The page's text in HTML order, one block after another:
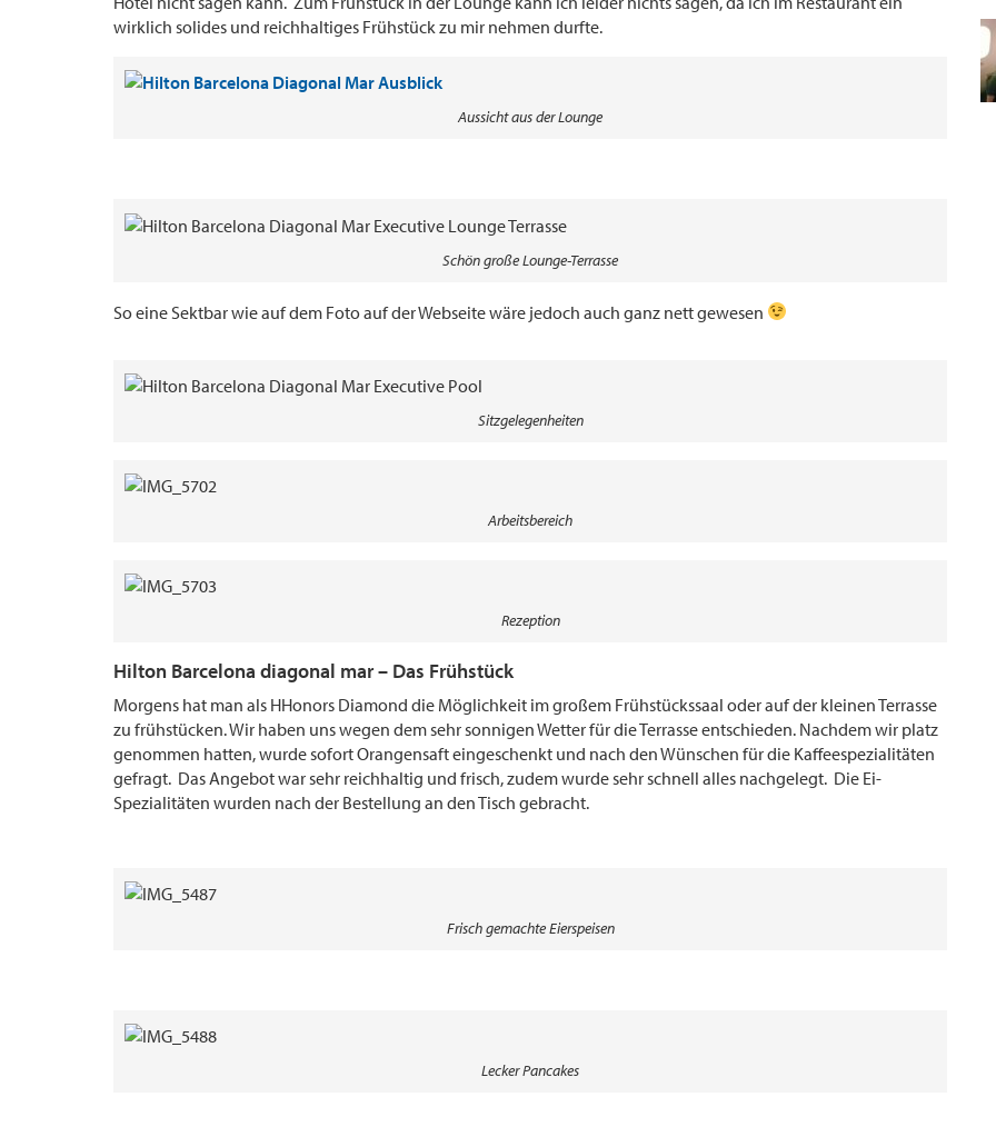
wirklich solides und reichhaltiges Frühstück zu mir nehmen durfte.
Aussicht aus der Lounge
Schön große Lounge-Terrasse
So eine Sektbar wie auf dem Foto auf der Webseite wäre jedoch auch ganz nett gewesen
Sitzgelegenheiten
Arbeitsbereich
Rezeption
Hilton Barcelona diagonal mar– Das Frühstück
Morgens hat man als HHonors Diamond die Möglichkeit im großem Frühstückssaal oder auf der kleinen Terrasse
zu frühstücken. Wir haben uns wegen dem sehr sonnigen Wetter für die Terrasse entschieden. Nachdem wir platz
genommen hatten, wurde sofort Orangensaft eingeschenkt und nach den Wünschen für die Kaffeespezialitäten
gefragt. Das Angebot war sehr reichhaltig und frisch, zudem wurde sehr schnell alles nachgelegt. Die Ei-
Spezialitäten wurden nach der Bestellung an den Tisch gebracht.
Frisch gemachte Eierspeisen
Lecker Pancakes